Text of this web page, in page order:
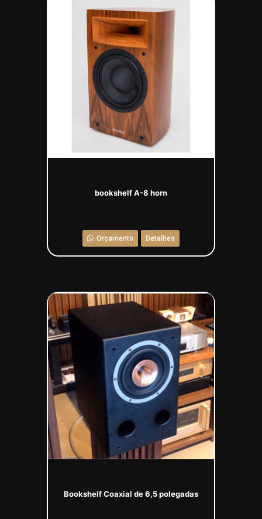
bookshelf A-8 horn
Orçamento Detalhes
Bookshelf Coaxial de 6,5 polegadas